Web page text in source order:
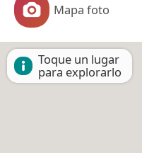
Mapa foto
Toque un lugar
para explorarlo